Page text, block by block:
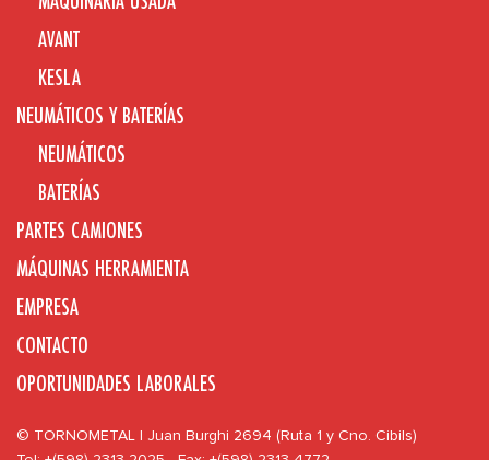
AVANT
KESLA
NEUMÁTICOS Y BATERÍAS
NEUMÁTICOS
BATERÍAS
PARTES CAMIONES
MÁQUINAS HERRAMIENTA
EMPRESA
CONTACTO
OPORTUNIDADES LABORALES
© TORNOMETAL | Juan Burghi 2694 (Ruta 1 y Cno. Cibils)